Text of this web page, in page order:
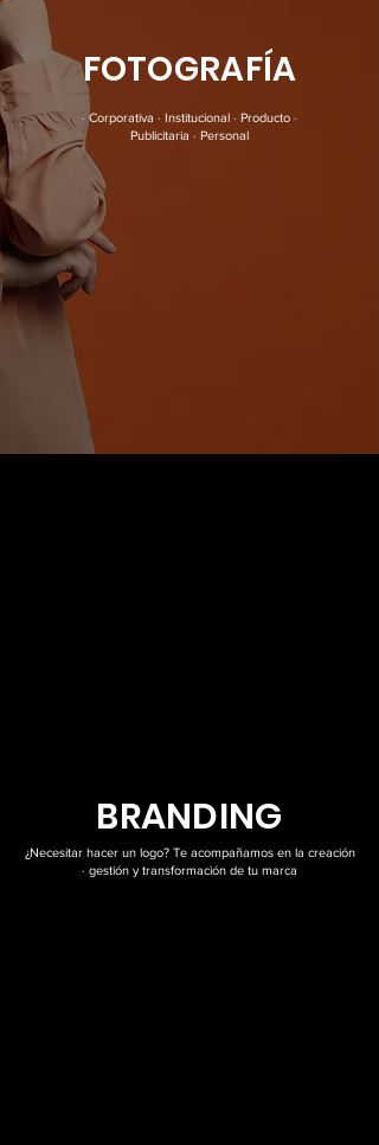
FOTOGRAFÍA
· Corporativa · Institucional · Producto ·
Publicitaria · Personal
BRANDING
¿Necesitar hacer un logo? Te acompañamos en la creación
· gestión y transformación de tu marca